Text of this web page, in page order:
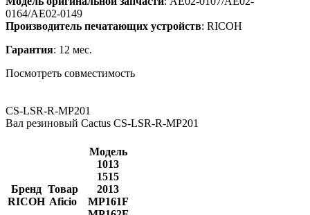
0164/AE02-0149
Производитель печатающих устройств: RICOH
Гарантия: 12 мес.
Посмотреть совместимость
CS-LSR-R-MP201
Вал резиновый Cactus CS-LSR-R-MP201
Бренд
RICOH
Товар
Aficio
Модель
1013
1515
2013
MP161F